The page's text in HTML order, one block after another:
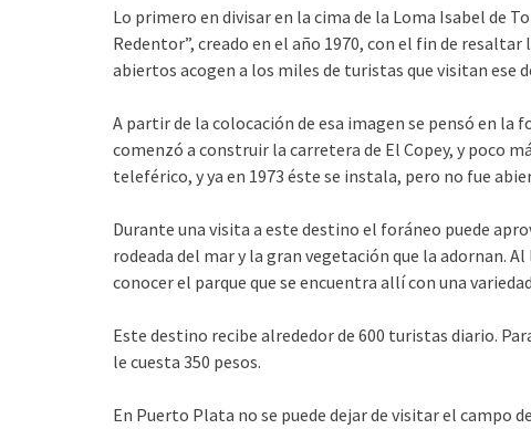
Lo primero en divisar en la cima de la Loma Isabel de
Redentor”, creado en el año 1970, con el fin de
abiertos acogen a los miles de turistas que visitan ese
A partir de la colocación de esa imagen se pensó en la
comenzó a construir la carretera de El Copey, y poco
teleférico, y ya en 1973 éste se instala, pero no fue
Durante una visita a este destino el foráneo puede
rodeada del mar y la gran vegetación que la adornan.
conocer el parque que se encuentra allí con una
Este destino recibe alrededor de 600 turistas diario.
le cuesta 350 pesos.
En Puerto Plata no se puede dejar de visitar el campo